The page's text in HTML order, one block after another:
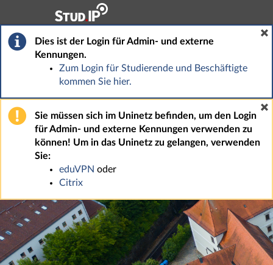
Hauptnavigation
Fußzeile
Dies ist der Login für Admin- und externe
Kennungen.
Zum Login für Studierende und Beschäftigte
kommen Sie hier.
Sie müssen sich im Uninetz befinden, um den Login
für Admin- und externe Kennungen verwenden zu
können! Um in das Uninetz zu gelangen, verwenden
Sie:
eduVPN oder
Citrix